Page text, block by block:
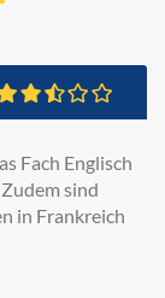
Fach Englisch
sind
in Frankreich